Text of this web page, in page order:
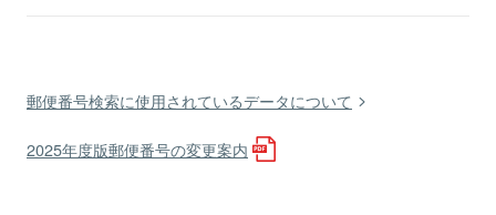
郵便番号検索に使用されているデータについて
2025年度版郵便番号の変更案内